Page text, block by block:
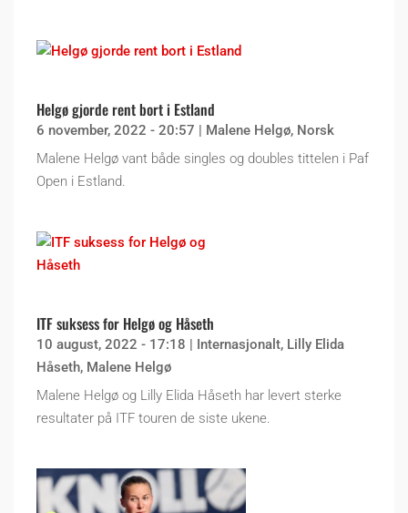
Helgø gjorde rent bort i Estland
6 november, 2022 - 20:57 | Malene Helgø, Norsk
Malene Helgø vant både singles og doubles tittelen i Paf
Open i Estland.
ITF suksess for Helgø og Håseth
10 august, 2022 - 17:18 | Internasjonalt, Lilly Elida
Håseth, Malene Helgø
Malene Helgø og Lilly Elida Håseth har levert sterke
resultater på ITF touren de siste ukene.